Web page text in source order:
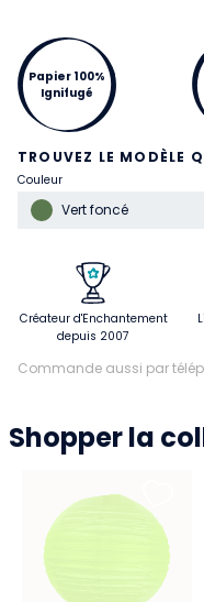
TROUVEZ LE MODÈLE
Couleur
Vert foncé
Papier 100%
Ignifugé
Créateur d'Enchantement
depuis 2007
Commande aussi par
Shopper la